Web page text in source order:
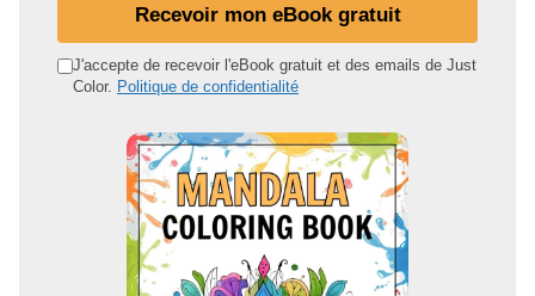
d
Recevoir mon eBook gratuit
J'accepte de recevoir l'eBook gratuit et des emails de Just
Color. Politique de confidentialité